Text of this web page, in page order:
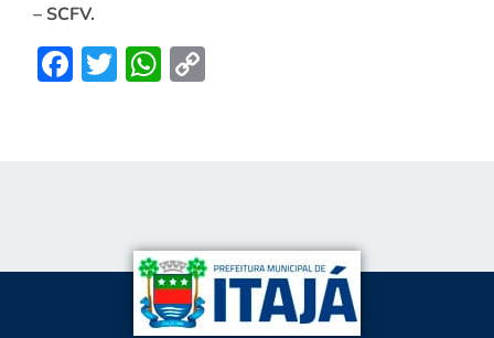
– SCFV.
Facebook
TwitterWhatsApp